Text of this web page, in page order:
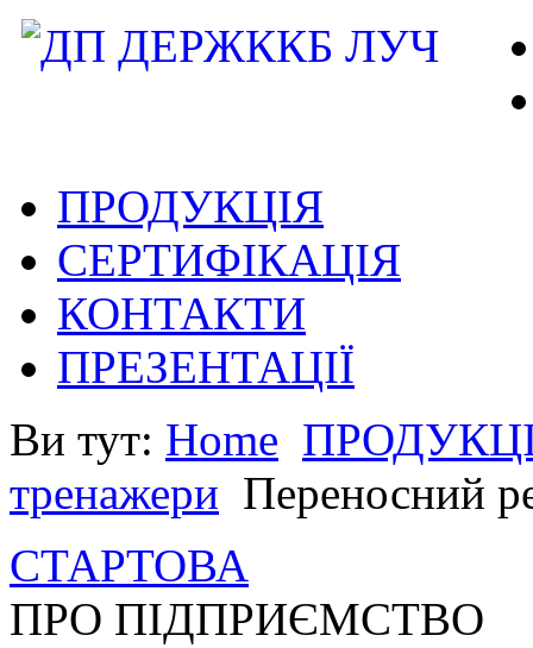
ПРОДУКЦІЯ
СЕРТИФІКАЦІЯ
КОНТАКТИ
ПРЕЗЕНТАЦІЇ
Ви тут: Home
тренажери Переносний
СТАРТОВА
ПРО ПІДПРИЄМСТВО